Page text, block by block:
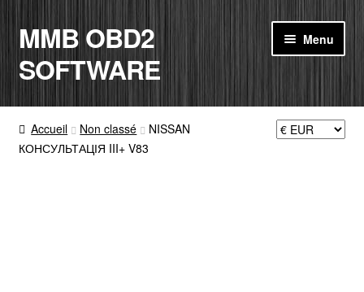
Aller
à
la
Aller
au
contenu
MMB OBD2
SOFTWARE
Menu
ACCUEIL
BOUTIQUE
Accueil Non classé
NISSAN
КОНСУЛЬТАЦІЯ III+ V83